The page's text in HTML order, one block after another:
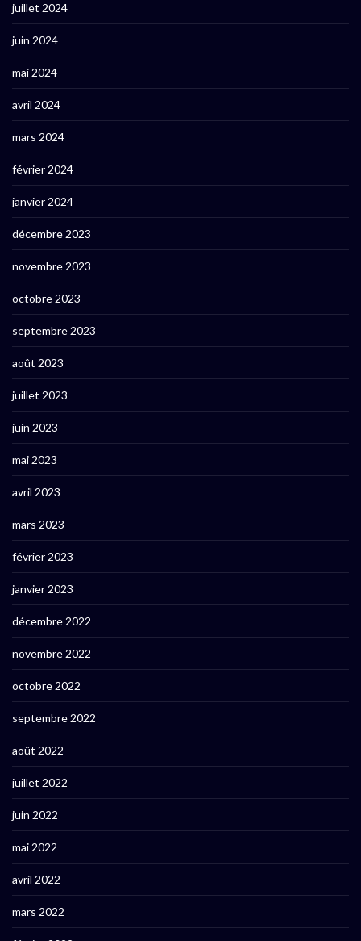
juillet 2024
juin 2024
mai 2024
avril 2024
mars 2024
février 2024
janvier 2024
décembre 2023
novembre 2023
octobre 2023
septembre 2023
août 2023
juillet 2023
juin 2023
mai 2023
avril 2023
mars 2023
février 2023
janvier 2023
décembre 2022
novembre 2022
octobre 2022
septembre 2022
août 2022
juillet 2022
juin 2022
mai 2022
avril 2022
mars 2022